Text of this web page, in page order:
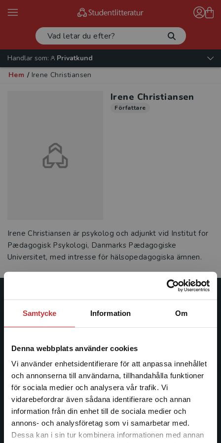
Samtycke Information Om
Denna webbplats använder cookies
Vi använder enhetsidentifierare för att anpassa innehållet
och annonserna till användarna, tillhandahålla funktioner
för sociala medier och analysera vår trafik. Vi
vidarebefordrar även sådana identifierare och annan
information från din enhet till de sociala medier och
annons- och analysföretag som vi samarbetar med.
Dessa kan i sin tur kombinera informationen med annan
Begränsad fraktregion
Handlar som:
Privatkund
Hem / Irene Christiansen
Irene Christiansen
Författare
Irene Christiansen är psykolog och adjunkt vid Institut for
Pædagogisk Psykologi, Danmarks Pædagogiske
Universitet, med intresse för hälsopedagogiska ämnen.
Studentlitteratur
Studentlitteratur grundades 1963 och är idag Sveriges
facklitteratur, utbildningar och digitala
informationstjänster i utbudet, finns Studentlitteratur med
längs hela kunskapsresan.
Kontakta oss
Kontakta oss